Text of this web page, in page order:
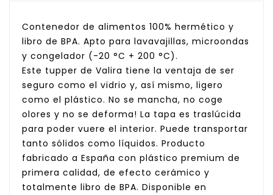
Contenedor de alimentos 100% hermético y
libro de BPA. Apto para lavavajillas, microondas
y congelador (-20 °C + 200 °C).
Este tupper de Valira tiene la ventaja de ser
seguro como el vidrio y, así mismo, ligero
como el plástico. No se mancha, no coge
olores y no se deforma! La tapa es traslúcida
para poder vuere el interior. Puede transportar
tanto sólidos como líquidos. Producto
fabricado a España con plástico premium de
primera calidad, de efecto cerámico y
totalmente libro de BPA. Disponible en